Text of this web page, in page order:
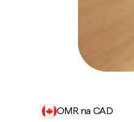
OMR na CAD